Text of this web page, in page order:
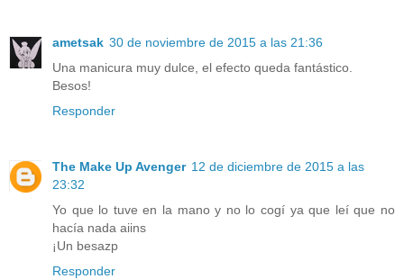
ametsak 30 de noviembre de 2015 a las 21:36
Una manicura muy dulce, el efecto queda fantástico.
Besos!
Responder
The Make Up Avenger 12 de diciembre de 2015 a las
23:32
Yo que lo tuve en la mano y no lo cogí ya que leí que no
hacía nada aiins
¡Un besazp
Responder